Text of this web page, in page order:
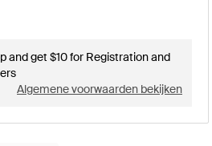
and get $10 for Registration and
Algemene voorwaarden bekijken